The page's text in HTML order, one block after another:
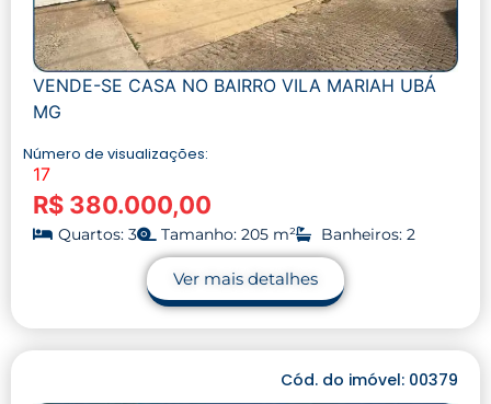
VENDE-SE CASA NO BAIRRO VILA MARIAH UBÁ
MG
Número de visualizações:
17
R$ 380.000,00
Quartos: 3 Tamanho: 205 m² Banheiros: 2
Ver mais detalhes
Cód. do imóvel: 00379